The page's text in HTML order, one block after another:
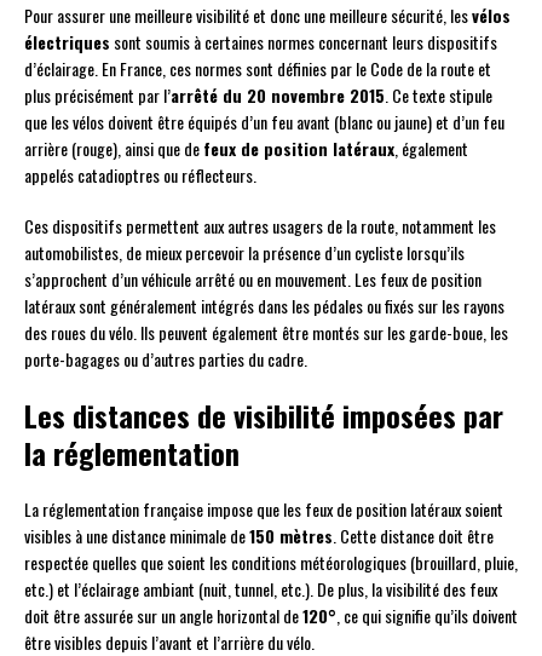
Pour assurer une meilleure visibilité et donc une meilleure sécurité, lesvélos
électriques sont soumis à certaines normes concernant leurs dispositifs
d’éclairage. En France, ces normes sont définies par le Code de la route et
plus précisément par l’arrêté du 20 novembre 2015 . Ce texte stipule
que les vélos doivent être équipés d’un feu avant (blanc ou jaune) et d’un feu
arrière (rouge), ainsi que defeux de position latéraux , également
appelés catadioptres ou réflecteurs.
Ces dispositifs permettent aux autres usagers de la route, notamment les
automobilistes, de mieux percevoir la présence d’un cycliste lorsqu’ils
s’approchent d’un véhicule arrêté ou en mouvement. Les feux de position
latéraux sont généralement intégrés dans les pédales ou fixés sur les rayons
des roues du vélo. Ils peuvent également être montés sur les garde-boue, les
porte-bagages ou d’autres parties du cadre.
Les distances de visibilité imposées par
la réglementation
La réglementation française impose que les feux de position latéraux soient
visibles à une distance minimale de150 mètres . Cette distance doit être
respectée quelles que soient les conditions météorologiques (brouillard, pluie,
etc.) et l’éclairage ambiant (nuit, tunnel, etc.). De plus, la visibilité des feux
doit être assurée sur un angle horizontal de120° , ce qui signifie qu’ils doivent
être visibles depuis l’avant et l’arrière du vélo.